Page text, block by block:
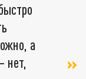
а
нет,